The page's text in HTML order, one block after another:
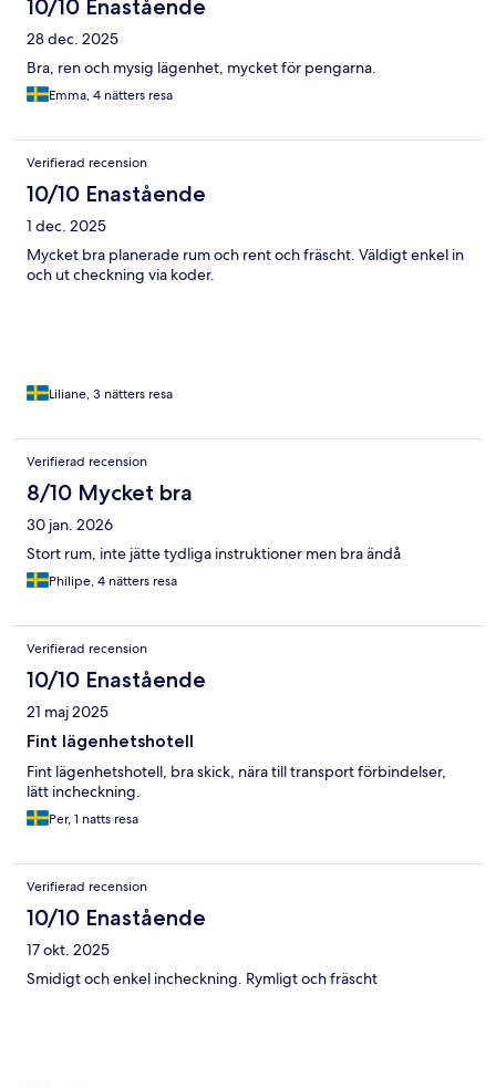
10/10 Enastående
28 dec. 2025
Bra, ren och mysig lägenhet, mycket för pengarna.
Emma, 4 nätters resa
Verifierad recension
10/10 Enastående
1 dec. 2025
Mycket bra planerade rum och rent och fräscht. Väldigt enkel in
och ut checkning via koder.
Liliane, 3 nätters resa
Verifierad recension
8/10 Mycket bra
30 jan. 2026
Stort rum, inte jätte tydliga instruktioner men bra ändå
Philipe, 4 nätters resa
Verifierad recension
10/10 Enastående
21 maj 2025
Fint lägenhetshotell
Fint lägenhetshotell, bra skick, nära till transport förbindelser,
lätt incheckning.
Per, 1 natts resa
Verifierad recension
10/10 Enastående
17 okt. 2025
Smidigt och enkel incheckning. Rymligt och fräscht